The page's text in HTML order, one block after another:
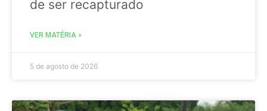
de ser recapturado
VER MATÉRIA »
5 de agosto de 2026